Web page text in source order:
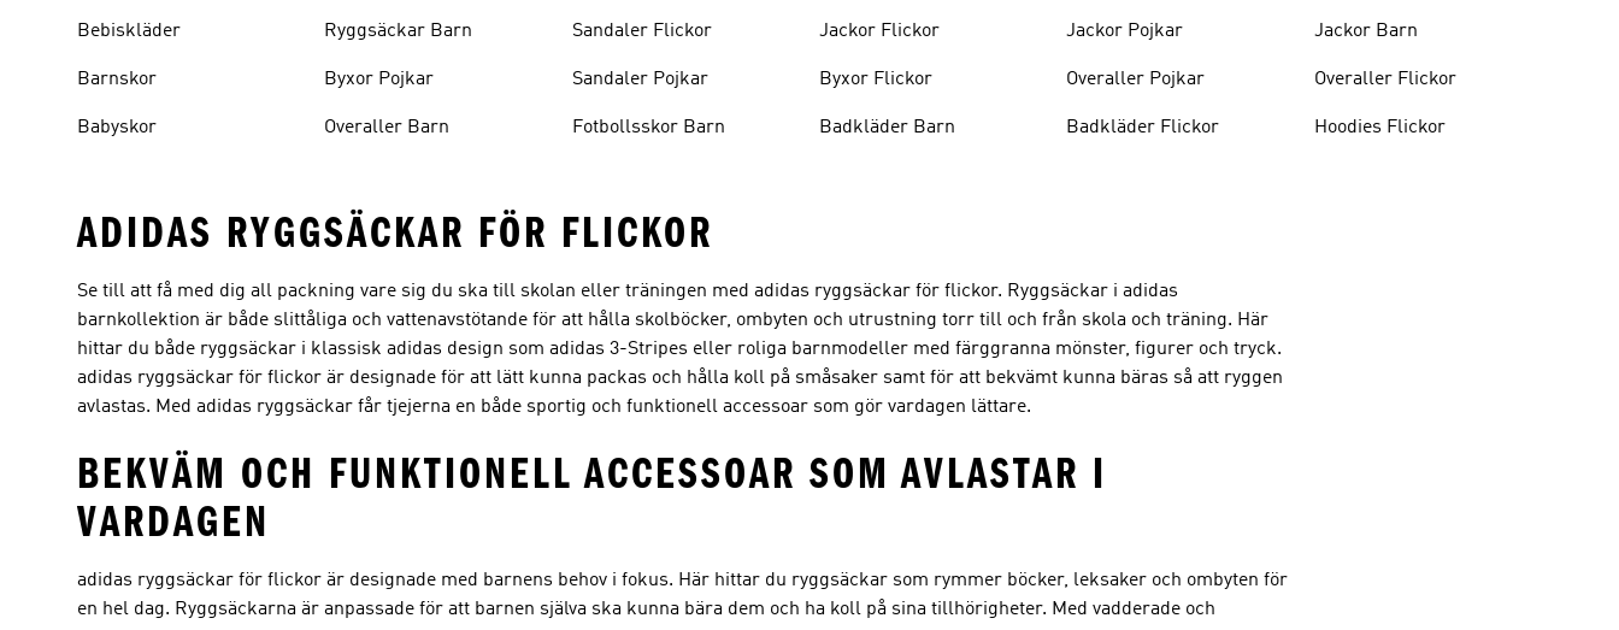
Bebiskläder
Barnskor
Babyskor
Ryggsäckar Barn
Byxor Pojkar
Overaller Barn
Sandaler Flickor
Sandaler Pojkar
Fotbollsskor Barn
Jackor Flickor
Byxor Flickor
Badkläder Barn
Jackor Pojkar
Overaller Pojkar
Badkläder Flickor
Jackor Barn
Overaller Flickor
Hoodies Flickor
ADIDAS RYGGSÄCKAR FÖR FLICKOR
Se till att få med dig all packning vare sig du ska till skolan eller träningen med adidas ryggsäckar för flickor. Ryggsäckar i adidas
barnkollektion är både slittåliga och vattenavstötande för att hålla skolböcker, ombyten och utrustning torr till och från skola och träning. Här
hittar du både ryggsäckar i klassisk adidas design som adidas 3-Stripes eller roliga barnmodeller med färggranna mönster, figurer och tryck.
adidas ryggsäckar för flickor är designade för att lätt kunna packas och hålla koll på småsaker samt för att bekvämt kunna bäras så att ryggen
avlastas. Med adidas ryggsäckar får tjejerna en både sportig och funktionell accessoar som gör vardagen lättare.
BEKVÄM OCH FUNKTIONELL ACCESSOAR SOM AVLASTAR I
VARDAGEN
adidas ryggsäckar för flickor är designade med barnens behov i fokus. Här hittar du ryggsäckar som rymmer böcker, leksaker och ombyten för
en hel dag. Ryggsäckarna är anpassade för att barnen själva ska kunna bära dem och ha koll på sina tillhörigheter. Med vadderade och